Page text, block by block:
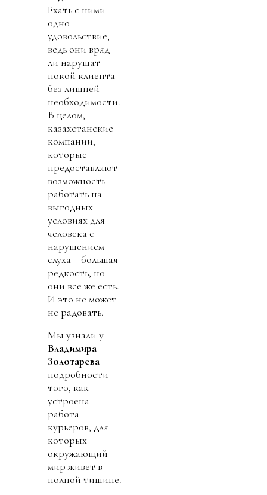
Ехать с ними
одно
удовольствие,
ведь они вряд
ли нарушат
покой клиента
без лишней
необходимости.
В целом,
казахстанские
компании,
которые
предоставляют
возможность
работать на
выгодных
условиях для
человека с
нарушением
слуха – большая
редкость, но
они все же есть.
И это не может
не радовать.
Мы узнали у
Владимира
Золотарева
подробности
того, как
устроена
работа
курьеров, для
которых
окружающий
мир живет в
полной тишине.